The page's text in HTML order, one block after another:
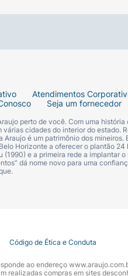
Atendimentos
Seja um fornecedor
perto de você. Com uma
cidades do interior do estado.
é um patrimônio dos
Horizonte a oferecer o plantão
e a primeira rede a implantar
dá nome novo para uma
Código de Ética e Conduta
ao endereço
realizadas compras em sites